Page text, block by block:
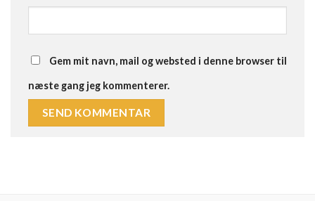
Gem mit navn, mail og websted i denne browser til
næste gang jeg kommenterer.